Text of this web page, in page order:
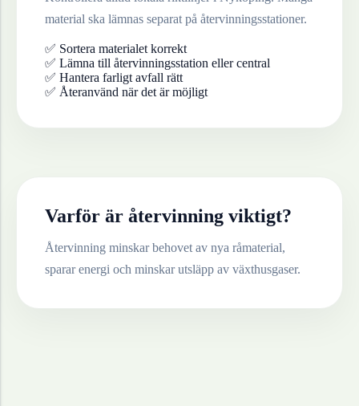
material ska lämnas separat på återvinningsstationer.
✅ Sortera materialet korrekt
✅ Lämna till återvinningsstation eller central
✅ Hantera farligt avfall rätt
✅ Återanvänd när det är möjligt
Varför är återvinning viktigt?
Återvinning minskar behovet av nya råmaterial,
sparar energi och minskar utsläpp av växthusgaser.